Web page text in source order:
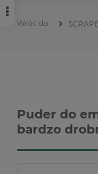
Puder do
bardzo